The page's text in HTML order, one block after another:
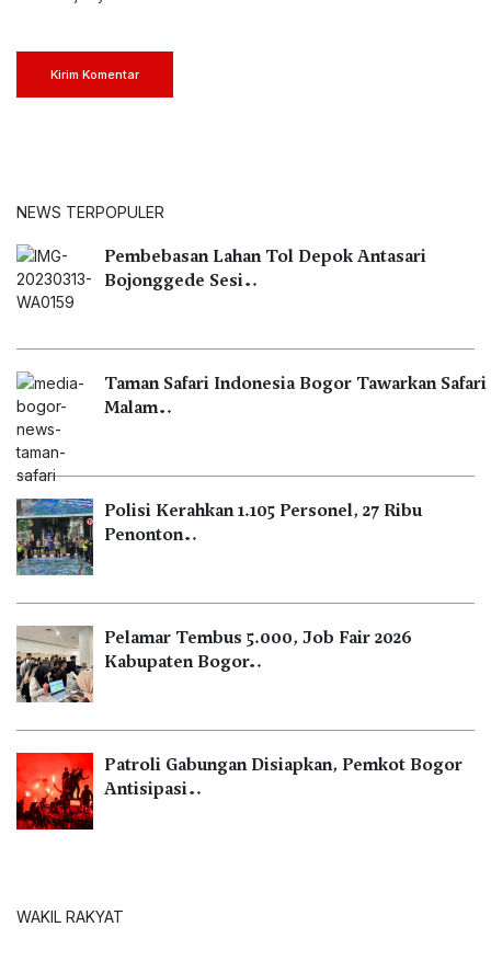
Kirim Komentar
NEWS TERPOPULER
Pembebasan Lahan Tol Depok Antasari
Bojonggede Sesi…
Taman Safari Indonesia Bogor Tawarkan Safari
Malam…
Polisi Kerahkan 1.105 Personel, 27 Ribu
Penonton…
Pelamar Tembus 5.000, Job Fair 2026
Kabupaten Bogor…
Patroli Gabungan Disiapkan, Pemkot Bogor
Antisipasi…
WAKIL RAKYAT